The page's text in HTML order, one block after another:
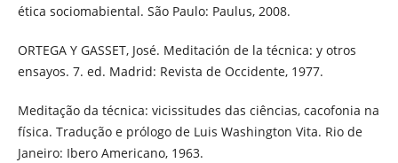
ética sociomabiental. São Paulo: Paulus, 2008.
ORTEGA Y GASSET, José. Meditación de la técnica: y otros
ensayos. 7. ed. Madrid: Revista de Occidente, 1977.
Meditação da técnica: vicissitudes das ciências, cacofonia na
física. Tradução e prólogo de Luis Washington Vita. Rio de
Janeiro: Ibero Americano, 1963.